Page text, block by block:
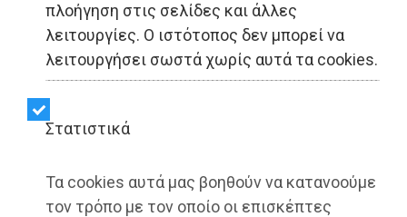
πλοήγηση στις σελίδες και άλλες
λειτουργίες. Ο ιστότοπος δεν μπορεί να
λειτουργήσει σωστά χωρίς αυτά τα cookies.
Στατιστικά
Τα cookies αυτά μας βοηθούν να κατανοούμε
τον τρόπο με τον οποίο οι επισκέπτες
ΕΜΕΙΣ ΜΑΡΑΘΩΝΑΣ:
Πεπραγμένα που δεν θα
ακούσουμε στον
Απολογισμό της
Δημοτικής Αρχής